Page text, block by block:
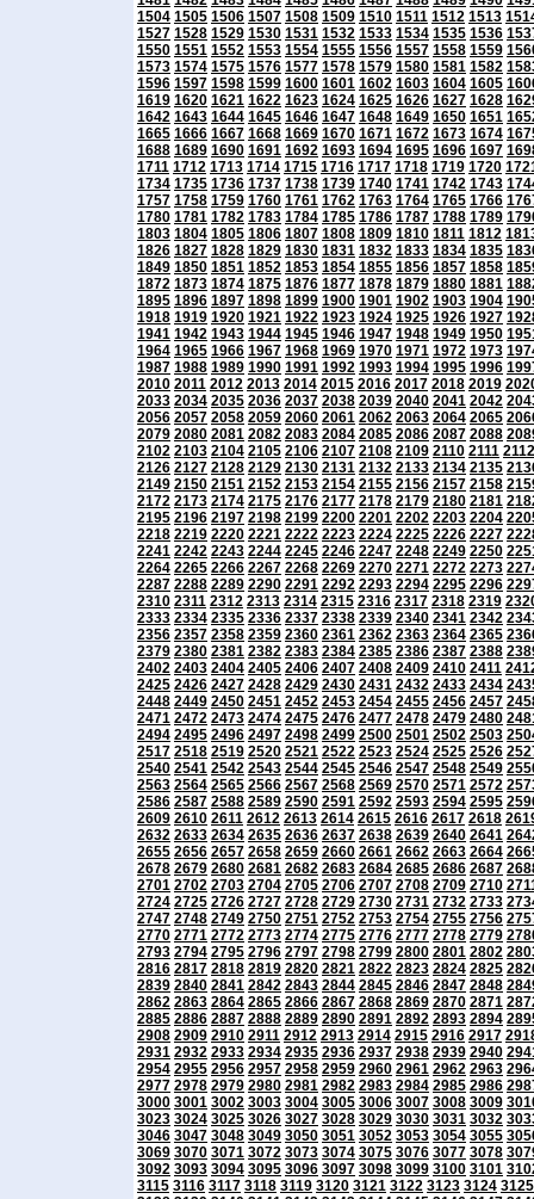
1504 1505 1506 1507 1508 1509 1510 1511 1512 1513
1527 1528 1529 1530 1531 1532 1533 1534 1535 1536
1550 1551 1552 1553 1554 1555 1556 1557 1558 1559
1573 1574 1575 1576 1577 1578 1579 1580 1581 1582
1596 1597 1598 1599 1600 1601 1602 1603 1604 1605
1619 1620 1621 1622 1623 1624 1625 1626 1627 1628
1642 1643 1644 1645 1646 1647 1648 1649 1650 1651
1665 1666 1667 1668 1669 1670 1671 1672 1673 1674
1688 1689 1690 1691 1692 1693 1694 1695 1696 1697
1711 1712 1713 1714 1715 1716 1717 1718 1719 1720
1734 1735 1736 1737 1738 1739 1740 1741 1742 1743
1757 1758 1759 1760 1761 1762 1763 1764 1765 1766
1780 1781 1782 1783 1784 1785 1786 1787 1788 1789
1803 1804 1805 1806 1807 1808 1809 1810 1811 1812
1826 1827 1828 1829 1830 1831 1832 1833 1834 1835
1849 1850 1851 1852 1853 1854 1855 1856 1857 1858
1872 1873 1874 1875 1876 1877 1878 1879 1880 1881
1895 1896 1897 1898 1899 1900 1901 1902 1903 1904
1918 1919 1920 1921 1922 1923 1924 1925 1926 1927
1941 1942 1943 1944 1945 1946 1947 1948 1949 1950
1964 1965 1966 1967 1968 1969 1970 1971 1972 1973
1987 1988 1989 1990 1991 1992 1993 1994 1995 1996
2010 2011 2012 2013 2014 2015 2016 2017 2018 2019
2033 2034 2035 2036 2037 2038 2039 2040 2041 2042
2056 2057 2058 2059 2060 2061 2062 2063 2064 2065
2079 2080 2081 2082 2083 2084 2085 2086 2087 2088
2102 2103 2104 2105 2106 2107 2108 2109 2110 2111 2112
2126 2127 2128 2129 2130 2131 2132 2133 2134 2135
2149 2150 2151 2152 2153 2154 2155 2156 2157 2158
2172 2173 2174 2175 2176 2177 2178 2179 2180 2181
2195 2196 2197 2198 2199 2200 2201 2202 2203 2204
2218 2219 2220 2221 2222 2223 2224 2225 2226 2227
2241 2242 2243 2244 2245 2246 2247 2248 2249 2250
2264 2265 2266 2267 2268 2269 2270 2271 2272 2273
2287 2288 2289 2290 2291 2292 2293 2294 2295 2296
2310 2311 2312 2313 2314 2315 2316 2317 2318 2319
2333 2334 2335 2336 2337 2338 2339 2340 2341 2342
2356 2357 2358 2359 2360 2361 2362 2363 2364 2365
2379 2380 2381 2382 2383 2384 2385 2386 2387 2388
2402 2403 2404 2405 2406 2407 2408 2409 2410 2411
2425 2426 2427 2428 2429 2430 2431 2432 2433 2434
2448 2449 2450 2451 2452 2453 2454 2455 2456 2457
2471 2472 2473 2474 2475 2476 2477 2478 2479 2480
2494 2495 2496 2497 2498 2499 2500 2501 2502 2503
2517 2518 2519 2520 2521 2522 2523 2524 2525 2526
2540 2541 2542 2543 2544 2545 2546 2547 2548 2549
2563 2564 2565 2566 2567 2568 2569 2570 2571 2572
2586 2587 2588 2589 2590 2591 2592 2593 2594 2595
2609 2610 2611 2612 2613 2614 2615 2616 2617 2618
2632 2633 2634 2635 2636 2637 2638 2639 2640 2641
2655 2656 2657 2658 2659 2660 2661 2662 2663 2664
2678 2679 2680 2681 2682 2683 2684 2685 2686 2687
2701 2702 2703 2704 2705 2706 2707 2708 2709 2710
2724 2725 2726 2727 2728 2729 2730 2731 2732 2733
2747 2748 2749 2750 2751 2752 2753 2754 2755 2756
2770 2771 2772 2773 2774 2775 2776 2777 2778 2779
2793 2794 2795 2796 2797 2798 2799 2800 2801 2802
2816 2817 2818 2819 2820 2821 2822 2823 2824 2825
2839 2840 2841 2842 2843 2844 2845 2846 2847 2848
2862 2863 2864 2865 2866 2867 2868 2869 2870 2871
2885 2886 2887 2888 2889 2890 2891 2892 2893 2894
2908 2909 2910 2911 2912 2913 2914 2915 2916 2917
2931 2932 2933 2934 2935 2936 2937 2938 2939 2940
2954 2955 2956 2957 2958 2959 2960 2961 2962 2963
2977 2978 2979 2980 2981 2982 2983 2984 2985 2986
3000 3001 3002 3003 3004 3005 3006 3007 3008 3009
3023 3024 3025 3026 3027 3028 3029 3030 3031 3032
3046 3047 3048 3049 3050 3051 3052 3053 3054 3055
3069 3070 3071 3072 3073 3074 3075 3076 3077 3078
3092 3093 3094 3095 3096 3097 3098 3099 3100 3101
3115 3116 3117 3118 3119 3120 3121 3122 3123 3124 3125